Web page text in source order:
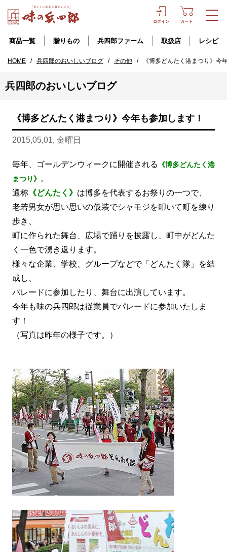
ログイン カート
商品一覧 贈りもの 兵四郎ファーム 取扱店 レシピ
HOME / 兵四郎のおいしいブログ / その他 / 《博多どんたく港まつり》今
兵四郎のおいしいブログ
《博多どんたく港まつり》今年も参加します！
2015,05,01, 金曜日
毎年、ゴールデンウィークに開催される
《博多どんたく港
まつり》 。
通称《どんたく》 は博多を代表するお祭りの一つで、
老若男女が思い思いの仮装でシャモジを叩いて町を練り
歩き、
町に作られた舞台、広場で踊りを披露し、町中がどんた
く一色で湧き返ります。
様々な企業、学校、グループなどで「どんたく隊」を結
成し、
パレードに参加したり、舞台に出演しています。
今年も味の兵四郎は従業員でパレードに参加いたしま
す！
（写真は昨年の様子です。）